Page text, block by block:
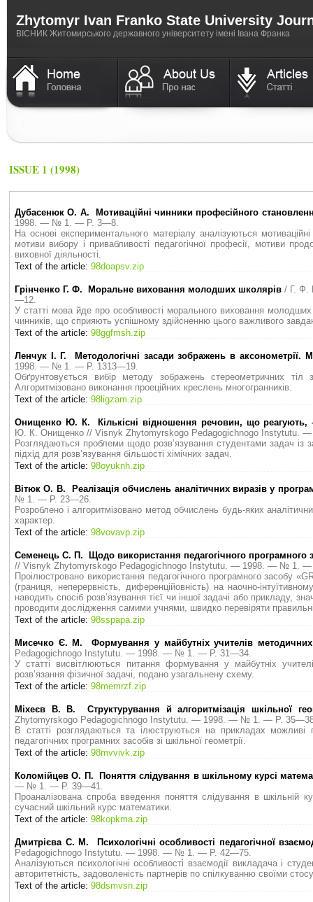
Zhytomyr Ivan Franko State University
ВICНИК Житомирського державного університету імені Івана Франка
ISSUE 1 (1998)
Дубасенюк О. А. Мотиваційні чинники професійного
1998. — № 1. — P. 3—8.
На основі експериментального матеріалу аналізуються
мотиви вибору і привабливості педагогічної професії, мотиви
виховної діяльності.
Text of the article: 98doapsv.zip
Грінченко Г. Ф. Моральне виховання молодших школярів / Г. Ф.
—12.
У статті мова йде про особливості морального виховання
чинників, що сприяють успішному здійсненню цього важливого
Text of the article: 98ggfmsh.zip
Ленчук І. Г. Методологічні засади зображень в аксонометрії.
1998. — № 1. — P. 1313—19.
Обґрунтовується вибір методу зображень стереометричних
Алгоритмізовано виконання проеційних креслень многогранників.
Text of the article: 98ligzam.zip
Онищенко Ю. К. Кількісні відношення речовин, що реагують, –
Ю. К. Онищенко // Visnyk Zhytomyrskogo Pedagogichnogo
Розглядаються проблеми щодо розв’язування студентами задач із
підхід для розв’язування більшості хімічних задач.
Text of the article: 98oyuknh.zip
Вітюк О. В. Реалізація обчислень аналітичних виразів у
№ 1. — P. 23—26.
Розроблено і алгоритмізовано метод обчислень будь-яких
характер.
Text of the article: 98vovavp.zip
Семенець С. П. Щодо використання педагогічного програмного
// Visnyk Zhytomyrskogo Pedagogichnogo Instytutu. — 1998. — № 1.
Проілюстровано використання педагогічного програмного засобу
(границя, неперервність, диференційовність) на наочно-
наводить спосіб розв’язування тієї чи іншої задачі або прикладу,
проводити дослідження самими учнями, швидко перевіряти
Text of the article: 98sspapa.zip
Мисечко Є. М. Формування у майбутніх учителів методичних
Pedagogichnogo Instytutu. — 1998. — № 1. — P. 31—34.
У статті висвітлюються питання формування у майбутніх
розв’язання фізичної задачі, подано узагальнену схему.
Text of the article: 98memrzf.zip
Міхеєв В. В. Структурування й алгоритмізація шкільної
Zhytomyrskogo Pedagogichnogo Instytutu. — 1998. — № 1. — P.
В статті розглядаються та ілюструються на прикладах можливі
педагогічних програмних засобів зі шкільної геометрії.
Text of the article: 98mvvivk.zip
Коломійцев О. П. Поняття слідування в шкільному курсі
— № 1. — P. 39—41.
Проаналізована спроба введення поняття слідування в шкільній
сучасний шкільний курс математики.
Text of the article: 98kopkma.zip
Дмитрієва С. М. Психологічні особливості педагогічної
Pedagogichnogo Instytutu. — 1998. — № 1. — P. 42—75.
Аналізуються психологічні особливості взаємодії викладача і
авторитетність, задоволеність партнерів по спілкуванню своїми
Text of the article: 98dsmvsn.zip